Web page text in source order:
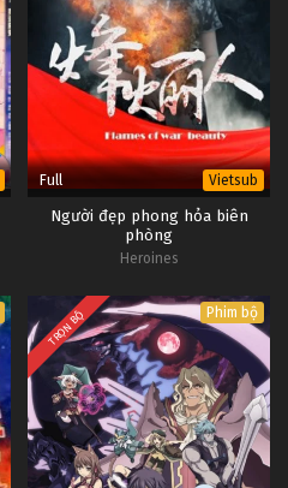
Full Vietsub
Người đẹp phong hỏa biên
phòng
Heroines
TRỌN BỘ Phim bộ